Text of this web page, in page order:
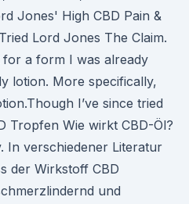
Jones' High CBD Pain &
Lord Jones The Claim.
for a form I was already
lotion. More specifically,
I’ve since tried
Tropfen Wie wirkt CBD-Öl?
In verschiedener Literatur
der Wirkstoff CBD
und